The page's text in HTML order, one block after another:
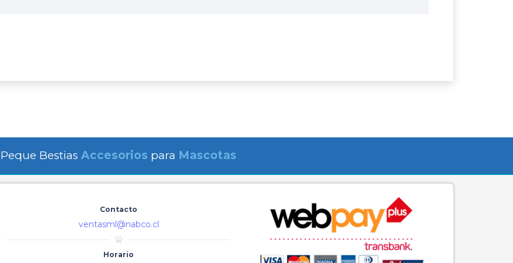
Peque Bestias Accesorios para Mascotas
Contacto
ventasml@nabco.cl
Horario